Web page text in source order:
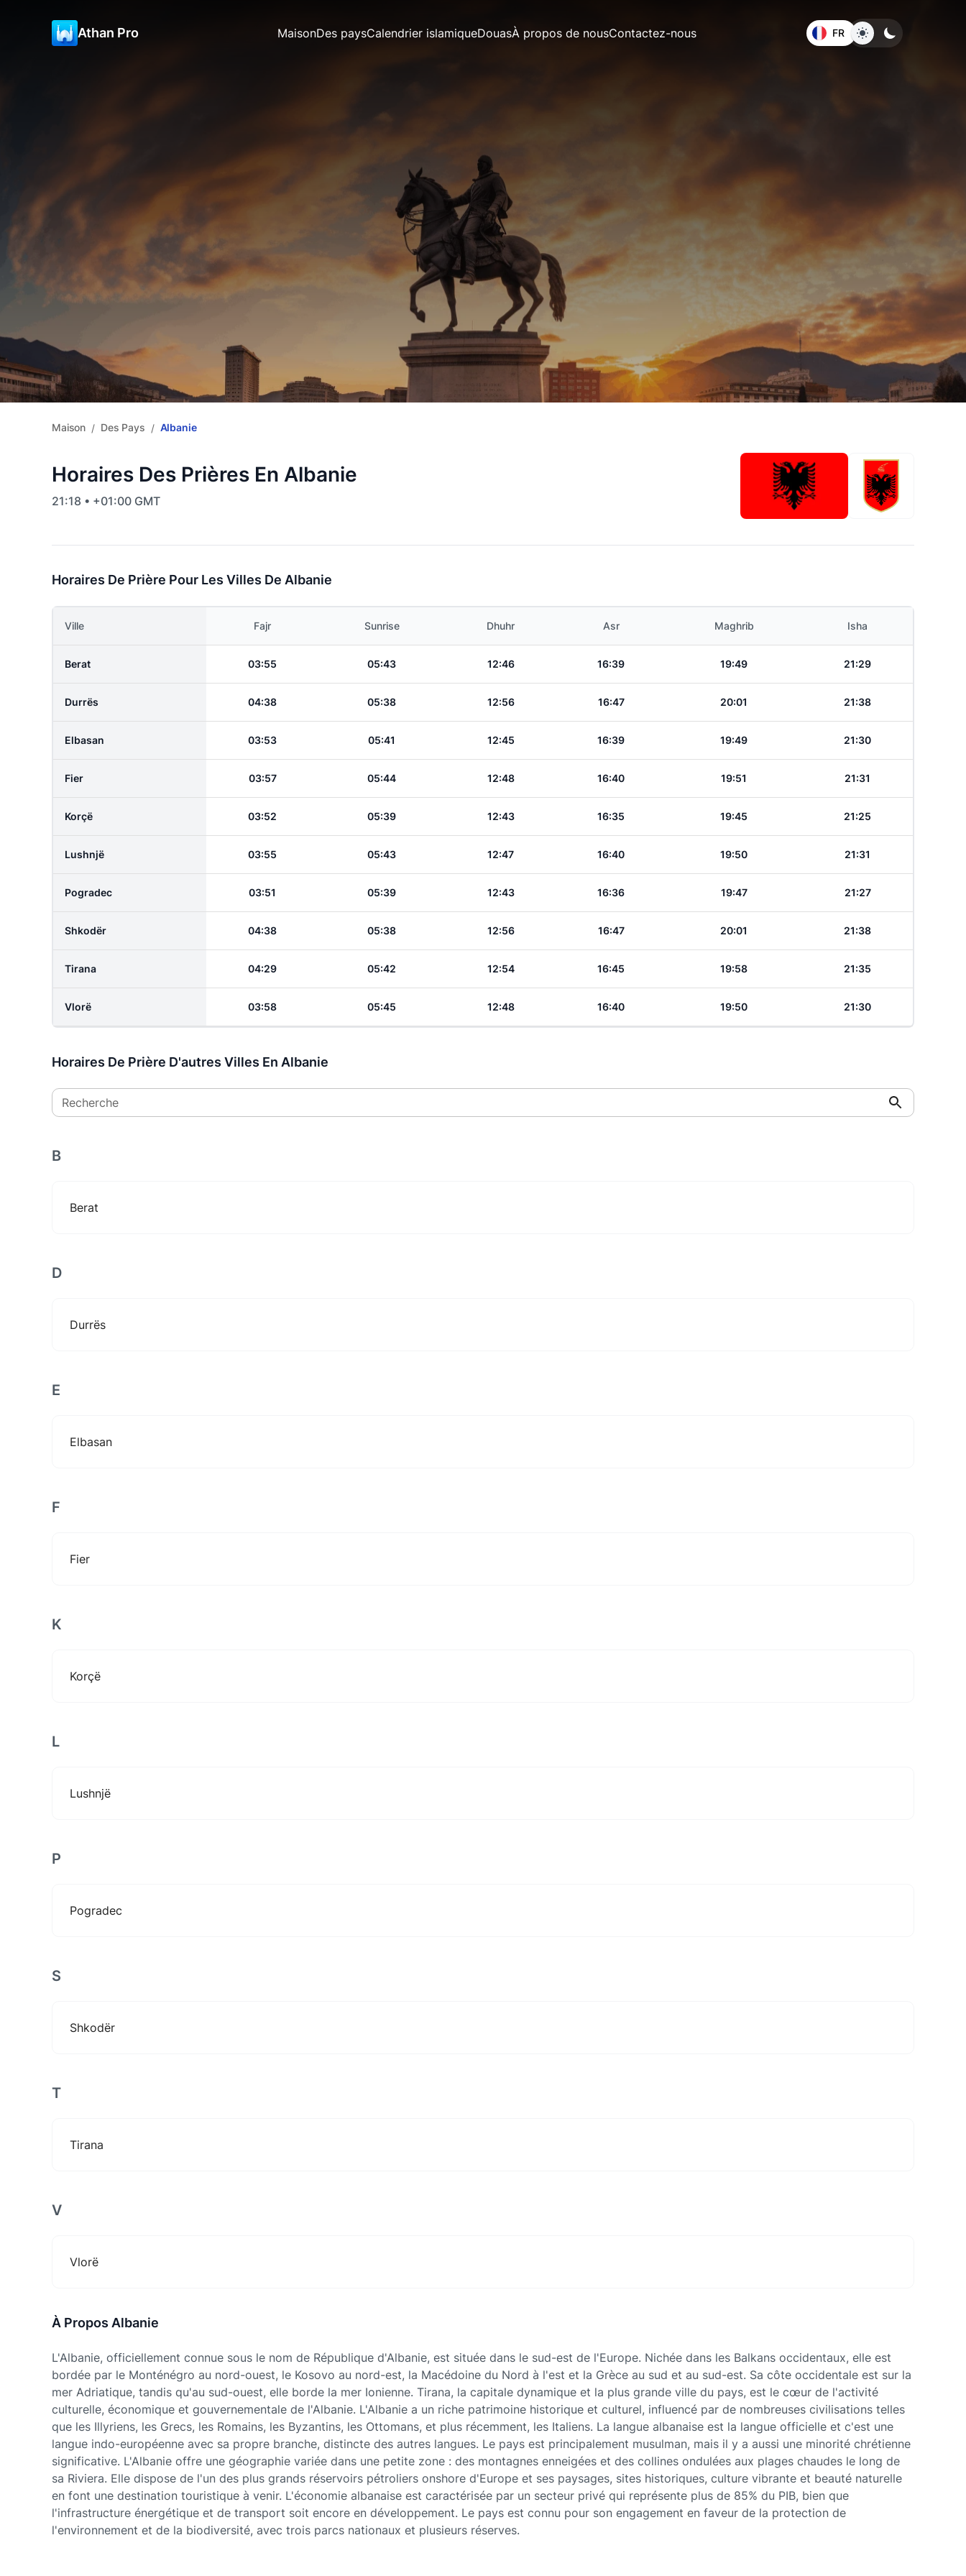
Athan Pro MaisonDes paysCalendrier islamiqueDouasÀ propos de nousContactez-nous FR
Maison / Des Pays / Albanie
Horaires Des Prières En Albanie
21:18 • +01:00 GMT
Horaires De Prière Pour Les Villes De Albanie
Ville Fajr Sunrise Dhuhr Asr Maghrib Isha
Berat 03:55 05:43 12:46 16:39 19:49 21:29
Durrës 04:38 05:38 12:56 16:47 20:01 21:38
Elbasan 03:53 05:41 12:45 16:39 19:49 21:30
Fier 03:57 05:44 12:48 16:40 19:51 21:31
Korçë 03:52 05:39 12:43 16:35 19:45 21:25
Lushnjë 03:55 05:43 12:47 16:40 19:50 21:31
Pogradec 03:51 05:39 12:43 16:36 19:47 21:27
Shkodër 04:38 05:38 12:56 16:47 20:01 21:38
Tirana 04:29 05:42 12:54 16:45 19:58 21:35
Vlorë 03:58 05:45 12:48 16:40 19:50 21:30
Horaires De Prière D'autres Villes En Albanie
Recherche
B
Berat
D
Durrës
E
Elbasan
F
Fier
K
Korçë
L
Lushnjë
P
Pogradec
S
Shkodër
T
Tirana
V
Vlorë
À Propos Albanie
L'Albanie, officiellement connue sous le nom de République d'Albanie, est située dans le sud-est de l'Europe. Nichée dans les Balkans occidentaux, elle est
bordée par le Monténégro au nord-ouest, le Kosovo au nord-est, la Macédoine du Nord à l'est et la Grèce au sud et au sud-est. Sa côte occidentale est sur la
mer Adriatique, tandis qu'au sud-ouest, elle borde la mer Ionienne. Tirana, la capitale dynamique et la plus grande ville du pays, est le cœur de l'activité
culturelle, économique et gouvernementale de l'Albanie. L'Albanie a un riche patrimoine historique et culturel, influencé par de nombreuses civilisations telles
que les Illyriens, les Grecs, les Romains, les Byzantins, les Ottomans, et plus récemment, les Italiens. La langue albanaise est la langue officielle et c'est une
langue indo-européenne avec sa propre branche, distincte des autres langues. Le pays est principalement musulman, mais il y a aussi une minorité chrétienne
significative. L'Albanie offre une géographie variée dans une petite zone : des montagnes enneigées et des collines ondulées aux plages chaudes le long de
sa Riviera. Elle dispose de l'un des plus grands réservoirs pétroliers onshore d'Europe et ses paysages, sites historiques, culture vibrante et beauté naturelle
en font une destination touristique à venir. L'économie albanaise est caractérisée par un secteur privé qui représente plus de 85% du PIB, bien que
l'infrastructure énergétique et de transport soit encore en développement. Le pays est connu pour son engagement en faveur de la protection de
l'environnement et de la biodiversité, avec trois parcs nationaux et plusieurs réserves.